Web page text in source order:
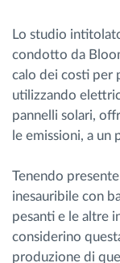
Lo studio
condotto da
calo dei costi per
utilizzando
pannelli solari,
le emissioni, a un
Tenendo
inesauribile con
pesanti e le altre
considerino
produzione di